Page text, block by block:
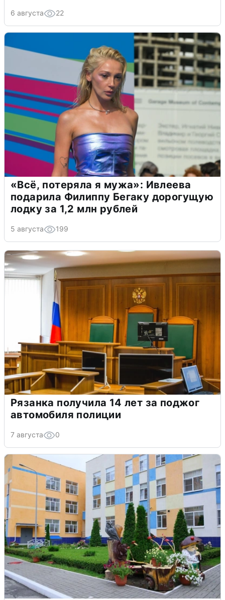
6 августа 22
«Всё, потеряла я мужа»: Ивлеева
подарила Филиппу Бегаку дорогущую
лодку за 1,2 млн рублей
5 августа 199
Рязанка получила 14 лет за поджог
автомобиля полиции
7 августа 0